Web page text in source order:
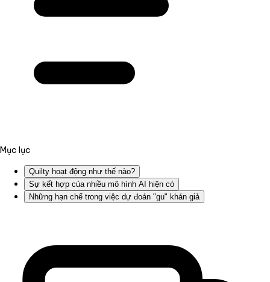
Mục lục
Quilty hoạt động như thế nào?
Sự kết hợp của nhiều mô hình AI hiện có
Những hạn chế trong việc dự đoán "gu" khán giả